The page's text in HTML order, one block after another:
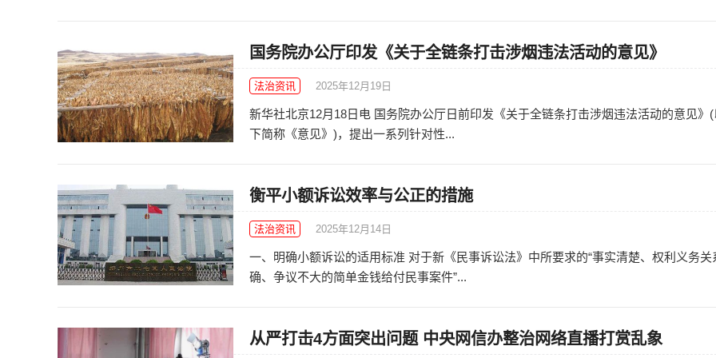
国务院办公厅印发《关于全链条打击涉烟违法活动的意见》
法治资讯 2025年12月19日
新华社北京12月18日电 国务院办公厅日前印发《关于全链条打击涉烟违法活动的意见》(
下简称《意见》)，提出一系列针对性...
衡平小额诉讼效率与公正的措施
法治资讯 2025年12月14日
一、明确小额诉讼的适用标准 对于新《民事诉讼法》中所要求的“事实清楚、权利义务关
确、争议不大的简单金钱给付民事案件”...
从严打击4方面突出问题 中央网信办整治网络直播打赏乱象